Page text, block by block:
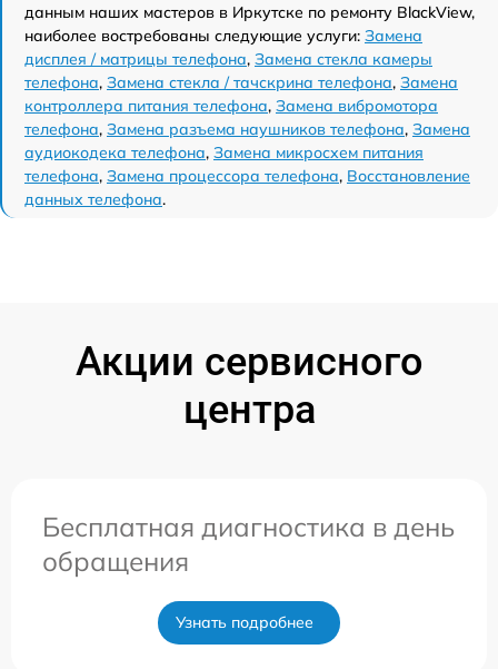
данным наших мастеров в Иркутске по ремонту BlackView,
наиболее востребованы следующие услуги: Замена
дисплея / матрицы телефона, Замена стекла камеры
телефона, Замена стекла / тачскрина телефона, Замена
контроллера питания телефона, Замена вибромотора
телефона, Замена разъема наушников телефона, Замена
аудиокодека телефона, Замена микросхем питания
телефона, Замена процессора телефона, Восстановление
данных телефона.
Акции сервисного
центра
Бесплатная диагностика в день
обращения
Узнать подробнее